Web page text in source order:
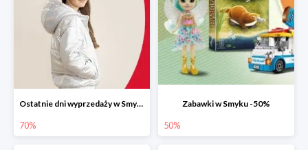
Ostatnie dni wyprzedaży w Smyku do -70%
70%
Zabawki w Smyku -50%
50%